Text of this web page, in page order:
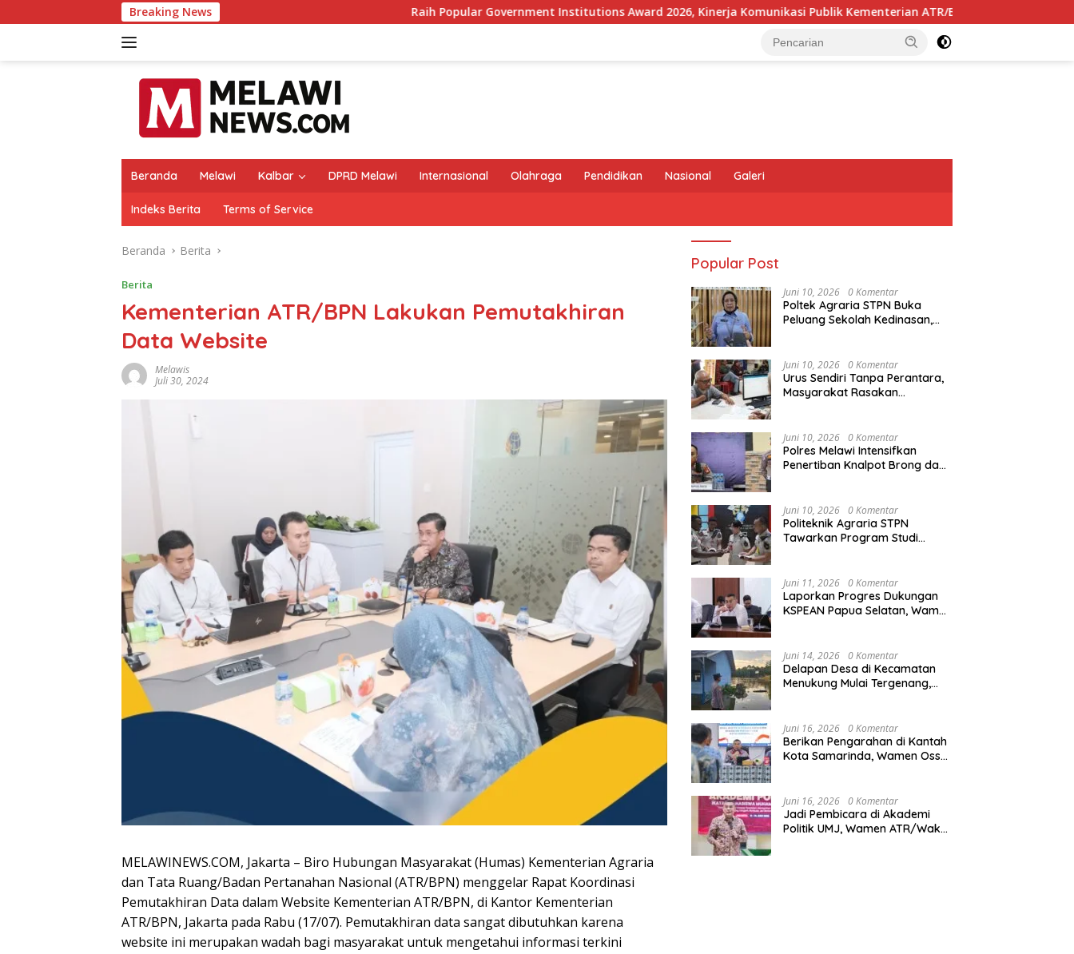
ke
Breaking News Raih Popular Government Institutions Award 2026, Kinerja Komunikasi Publik Kementerian ATR/BPN Kembali Diakui
Beranda Melawi Kalbar DPRD Melawi Internasional Olahraga Pendidikan Nasional Galeri
Indeks Berita Terms of Service
Beranda Berita
Berita
Kementerian ATR/BPN Lakukan Pemutakhiran
Data Website
Melawis
Juli 30, 2024
MELAWINEWS.COM, Jakarta – Biro Hubungan Masyarakat (Humas) Kementerian Agraria
dan Tata Ruang/Badan Pertanahan Nasional (ATR/BPN) menggelar Rapat Koordinasi
Pemutakhiran Data dalam Website Kementerian ATR/BPN, di Kantor Kementerian
ATR/BPN, Jakarta pada Rabu (17/07). Pemutakhiran data sangat dibutuhkan karena
website ini merupakan wadah bagi masyarakat untuk mengetahui informasi terkini
Popular Post
Juni 10, 2026 0 Komentar
Poltek Agraria STPN Buka
Peluang Sekolah Kedinasan,
Agraria/Pertanahan dan Tata
Ruang
Juni 10, 2026 0 Komentar
Urus Sendiri Tanpa Perantara,
Masyarakat Rasakan
Juni 10, 2026 0 Komentar
Polres Melawi Intensifkan
Penertiban Knalpot Brong dan
Juni 10, 2026 0 Komentar
Politeknik Agraria STPN
Tawarkan Program Studi
Juni 11, 2026 0 Komentar
Laporkan Progres Dukungan
KSPEAN Papua Selatan, Wamen
Nasional
Juni 14, 2026 0 Komentar
Delapan Desa di Kecamatan
Menukung Mulai Tergenang,
Juni 16, 2026 0 Komentar
Berikan Pengarahan di Kantah
Kota Samarinda, Wamen Ossy:
Kalimantan Timur
Juni 16, 2026 0 Komentar
Jadi Pembicara di Akademi
Politik UMJ, Wamen ATR/Waka